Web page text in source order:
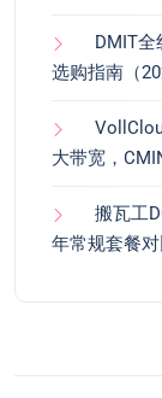
DMIT全
选购指南（
大带宽，
搬瓦工
年常规套餐